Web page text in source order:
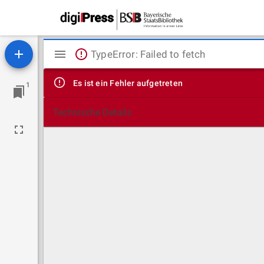
1
Mirador
Viewer
TypeError: Failed to fetch
Es ist ein Fehler aufgetreten
Technische Details